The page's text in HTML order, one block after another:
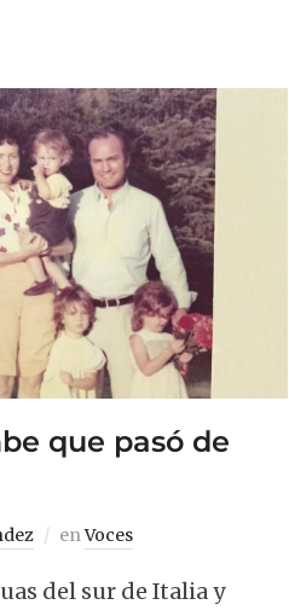
que pasó de
enVoces
del sur de Italia y